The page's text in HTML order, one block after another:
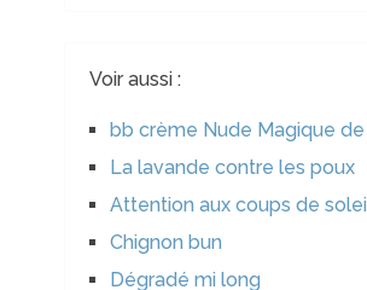
Voir aussi :
bb crème Nude Magique de
La lavande contre les poux
Attention aux coups de
Chignon bun
Dégradé mi long